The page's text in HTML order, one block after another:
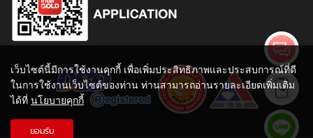
เว็บไซต์นี้มีการใช้งานคุกกี้ เพื่อเพิ่มประสิทธิภาพและประสบการณ์ที่ดี
ในการใช้งานเว็บไซต์ของท่าน ท่านสามารถอ่านรายละเอียดเพิ่มเติม
ได้ที่ นโยบายคุกกี้
ยอมรับ